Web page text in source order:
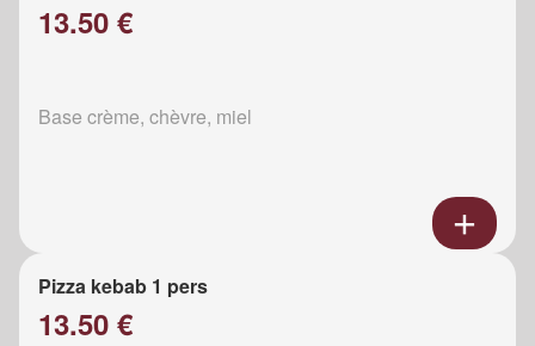
13.50 €
Base crème, chèvre, miel
Pizza kebab 1 pers
13.50 €